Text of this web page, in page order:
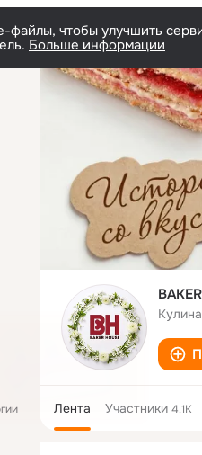
чтобы улучшить
Больше информации
Лента Участники 4.1K